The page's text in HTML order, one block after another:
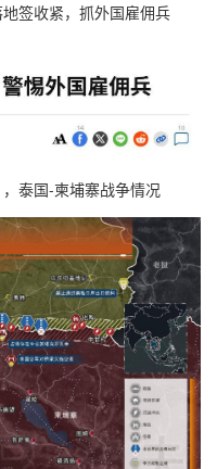
签收紧，抓外国雇佣兵
泰国-柬埔寨战争情况